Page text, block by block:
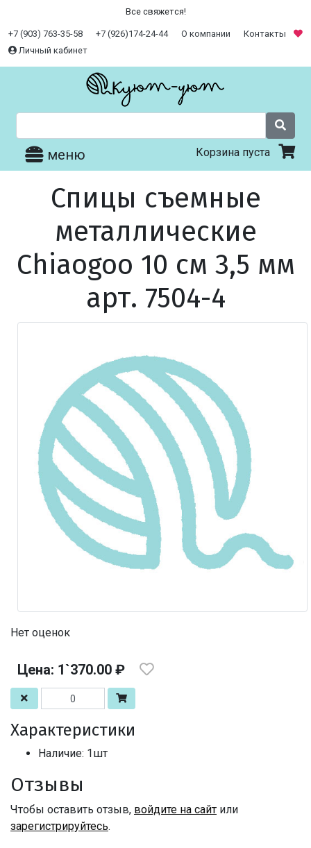
Все свяжется!
+7 (903) 763-35-58 +7 (926)174-24-44 О компании
Контакты
Личный кабинет
меню Корзина пуста
Спицы съемные
металлические
Chiaogoo 10 см 3,5 мм
арт. 7504-4
Нет оценок
Цена: 1`370.00 ₽
Характеристики
Наличие: 1шт
Отзывы
Чтобы оставить отзыв, войдите на сайт или
зарегистрируйтесь.